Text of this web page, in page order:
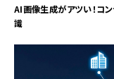
AI画像生成がアツい！コ
識